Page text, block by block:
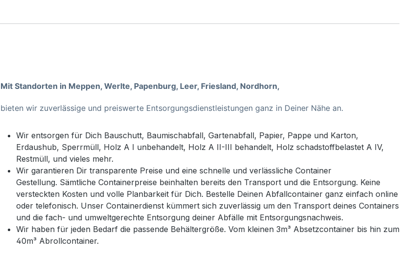
Mit Standorten in Meppen, Werlte, Papenburg, Leer, Friesland, Nordhorn,
bieten wir zuverlässige und preiswerte Entsorgungsdienstleistungen ganz in Deiner Nähe an.
Wir entsorgen für Dich Bauschutt, Baumischabfall, Gartenabfall, Papier, Pappe und Karton,
Erdaushub, Sperrmüll, Holz A I unbehandelt, Holz A II-III behandelt, Holz schadstoffbelastet A IV,
Restmüll, und vieles mehr.
Wir garantieren Dir transparente Preise und eine schnelle und verlässliche Container
Gestellung. Sämtliche Containerpreise beinhalten bereits den Transport und die Entsorgung. Keine
versteckten Kosten und volle Planbarkeit für Dich. Bestelle Deinen Abfallcontainer ganz einfach online
oder telefonisch. Unser Containerdienst kümmert sich zuverlässig um den Transport deines Containers
und die fach- und umweltgerechte Entsorgung deiner Abfälle mit Entsorgungsnachweis.
Wir haben für jeden Bedarf die passende Behältergröße. Vom kleinen 3m³ Absetzcontainer bis hin zum
40m³ Abrollcontainer.